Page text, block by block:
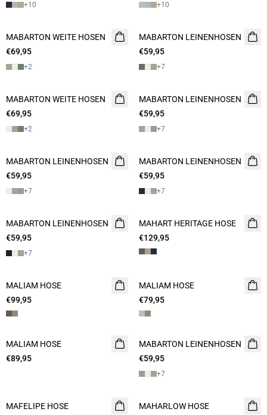
+10 +10
NEUHEIT
MABARTON WEITE HOSEN
€69,95
+2
MABARTON LEINENHOSEN
€59,95
+7
NEUHEIT
MABARTON WEITE HOSEN
€69,95
+2
MABARTON LEINENHOSEN
€59,95
+7
MABARTON LEINENHOSEN
€59,95
+7
MABARTON LEINENHOSEN
€59,95
+7
MABARTON LEINENHOSEN
€59,95
+7
MAHART HERITAGE HOSE
€129,95
MALIAM HOSE
€99,95
MALIAM HOSE
€79,95
MALIAM HOSE
€89,95
MABARTON LEINENHOSEN
€59,95
+7
NEUHEIT
MAFELIPE HOSE
NEUHEIT
MAHARLOW HOSE